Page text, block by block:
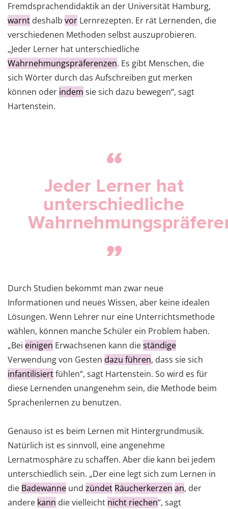
Fremdsprachendidaktik an der Universität Hamburg,
warnt deshalb vor Lernrezepten. Er rät Lernenden, die
verschiedenen Methoden selbst auszuprobieren.
„Jeder Lerner hat unterschiedliche
Wahrnehmungspräferenzen. Es gibt Menschen, die
sich Wörter durch das Aufschreiben gut merken
können oder indem sie sich dazu bewegen“, sagt
Hartenstein.
Jeder Lerner hat
unterschiedliche
Durch Studien bekommt man zwar neue
Informationen und neues Wissen, aber keine idealen
Lösungen. Wenn Lehrer nur eine Unterrichtsmethode
wählen, können manche Schüler ein Problem haben.
„Bei einigen Erwachsenen kann dieständige
Verwendung von Gesten dazu führen, dass sie sich
infantilisiertfühlen“, sagt Hartenstein. So wird es für
diese Lernenden unangenehm sein, die Methode beim
Sprachenlernen zu benutzen.
Genauso ist es beim Lernen mit Hintergrundmusik.
Natürlich ist es sinnvoll, eine angenehme
Lernatmosphäre zu schaffen. Aber die kann bei jedem
unterschiedlich sein. „Der eine legt sich zum Lernen in
die Badewanne und zündet Räucherkerzen an, der
andere kann die vielleicht nicht riechen“, sagt